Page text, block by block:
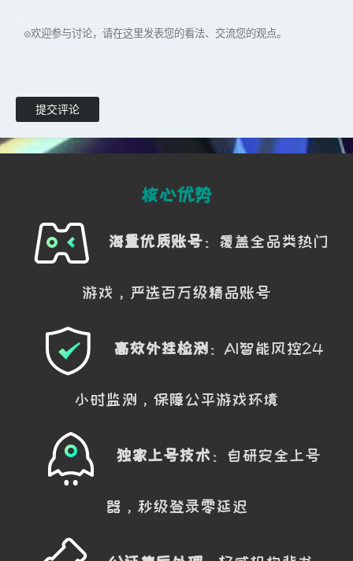
提交评论
核心优势
海量优质账号 ：覆盖全品类热门
游戏，严选百万级精品账号
高效外挂检测 ：AI智能风控24
小时监测，保障公平游戏环境
独家上号技术 ：自研安全上号
器，秒级登录零延迟